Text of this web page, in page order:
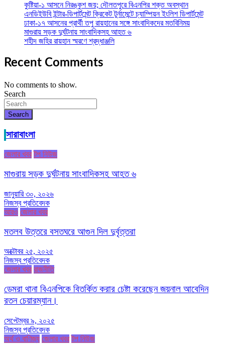
কুষ্টিয়া-১ আসনে নিরঙ্কুশ জয়; দৌলতপুরে বিএনপির শক্ত অবস্থান
এনডিইউবি ইন্টার-ডিপার্টমেন্ট ক্রিকেট টুর্নামেন্টে চ্যাম্পিয়ন ইংলিশ ডিপার্টমেন্ট
ঢাকা-১৭ আসনের প্রার্থী তপু রায়হানের সঙ্গে সাংবাদিকদের মতবিনিময়
মাগুরায় সড়ক দুর্ঘটনায় সাংবাদিকসহ আহত ৬
শহীদ জহির রায়হান স্মরণে শ্রদ্ধাঞ্জলি
Recent Comments
No comments to show.
Search
Search
সারাবাংলা
জেলার খবর টপ নিউজ
মাগুরায় সড়ক দুর্ঘটনায় সাংবাদিকসহ আহত ৬
জানুয়ারি ৩০, ২০২৬
নিজস্ব প্রতিবেদক
আরও জেলার খবর
মতলব উত্তরে বসতঘরে আগুন দিল দুর্বৃত্তরা
অক্টোবর ২৫, ২০২৫
নিজস্ব প্রতিবেদক
জেলার খবর রাজনীতি
ডেমরা থানা বিএনপিকে বিতর্কিত করার চেষ্টা করেছেন জয়নাল আবেদিন
রতন চেয়ারম্যান।
সেপ্টেম্বর ৯, ২০২৫
নিজস্ব প্রতিবেদক
অর্থ ও বাণিজ্য জেলার খবর টপ নিউজ